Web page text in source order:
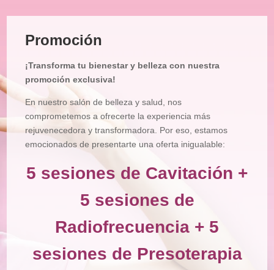
Tratamiento
Tratamiento
Depilación
Manicura
y
Pedicura
Maquillajes
Masajes
Micropigmentación
Microblading
Pestañas
Peluquería
Promoción
¡Transforma tu bienestar y belleza con nuestra
promoción exclusiva!
En nuestro salón de belleza y salud, nos
comprometemos a ofrecerte la experiencia más
rejuvenecedora y transformadora. Por eso, estamos
emocionados de presentarte una oferta inigualable:
5 sesiones de Cavitación +
5 sesiones de
Radiofrecuencia + 5
sesiones de Presoterapia